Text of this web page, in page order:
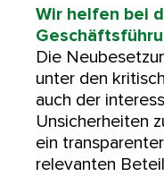
Wir helfen bei
Die
unter den
auch der
Unsicherheiten
ein
relevanten